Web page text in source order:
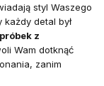
styl Waszego
detal był
z
Wam dotknąć
zanim